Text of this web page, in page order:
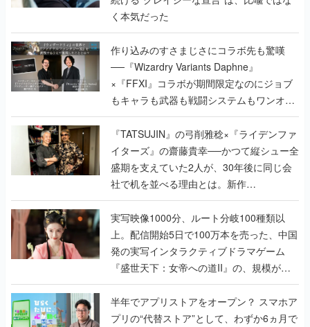
く本気だった
作り込みのすさまじさにコラボ先も驚嘆
──『Wizardry Variants Daphne』
×『FFXI』コラボが期間限定なのにジョブ
もキャラも武器も戦闘システムもワンオフ
で作り込まれた理由を両ディレクターに聞
く
『TATSUJIN』の弓削雅稔×『ライデンファ
イターズ』の齋藤貴幸──かつて縦シュー全
盛期を支えていた2人が、30年後に同じ会
社で机を並べる理由とは。新作
『TATSUJIN EXTREME』で初タッグを組
んだレジェンド2人に訊く開発秘話
実写映像1000分、ルート分岐100種類以
上。配信開始5日で100万本を売った、中国
発の実写インタラクティブドラマゲーム
『盛世天下：女帝への道II』の、規模が違
うこだわりをプロデューサーに聞いた
半年でアプリストアをオープン？ スマホア
プリの“代替ストア”として、わずか6ヵ月で